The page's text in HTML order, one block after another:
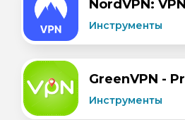
Инструменты
Инструменты